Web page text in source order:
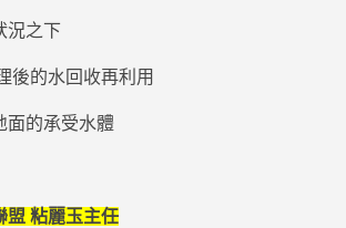
況之下
後的水回收再利用
面的承受水體
盟 粘麗玉主任